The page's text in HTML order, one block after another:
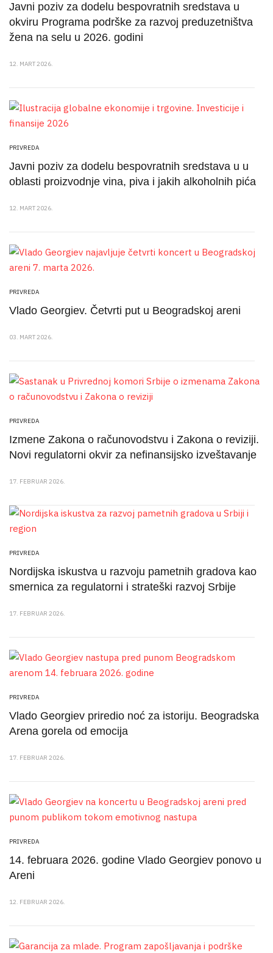
Javni poziv za dodelu bespovratnih sredstava u
okviru Programa podrške za razvoj preduzetništva
žena na selu u 2026. godini
12. MART 2026.
PRIVREDA
Javni poziv za dodelu bespovratnih sredstava u u
oblasti proizvodnje vina, piva i jakih alkoholnih pića
12. MART 2026.
PRIVREDA
Vlado Georgiev. Četvrti put u Beogradskoj areni
03. MART 2026.
PRIVREDA
Izmene Zakona o računovodstvu i Zakona o reviziji.
Novi regulatorni okvir za nefinansijsko izveštavanje
17. FEBRUAR 2026.
PRIVREDA
Nordijska iskustva u razvoju pametnih gradova kao
smernica za regulatorni i strateški razvoj Srbije
17. FEBRUAR 2026.
PRIVREDA
Vlado Georgiev priredio noć za istoriju. Beogradska
Arena gorela od emocija
17. FEBRUAR 2026.
PRIVREDA
14. februara 2026. godine Vlado Georgiev ponovo u
Areni
12. FEBRUAR 2026.